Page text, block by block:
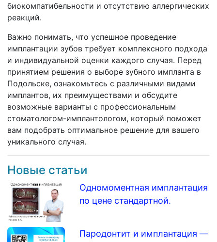
биокомпатибельности и отсутствию аллергических
реакций.
Важно понимать, что успешное проведение
имплантации зубов требует комплексного подхода
и индивидуальной оценки каждого случая. Перед
принятием решения о выборе зубного импланта в
Подольске, ознакомьтесь с различными видами
имплантов, их преимуществами и обсудите
возможные варианты с профессиональным
стоматологом-имплантологом, который поможет
вам подобрать оптимальное решение для вашего
уникального случая.
Новые статьи
Одномоментная имплантация
по цене стандартной.
Пародонтит и имплантация —